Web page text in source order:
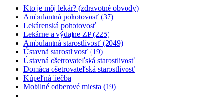
Kto je môj lekár? (zdravotné obvody)
Ambulantná pohotovosť (37)
Lekárenská pohotovosť
Lekárne a výdajne ZP (225)
Ambulantná starostlivosť (2049)
Ústavná starostlivosť (19)
Ústavná ošetrovateľská starostlivosť
Domáca ošetrovateľská starostlivosť
Kúpeľná liečba
Mobilné odberové miesta (19)